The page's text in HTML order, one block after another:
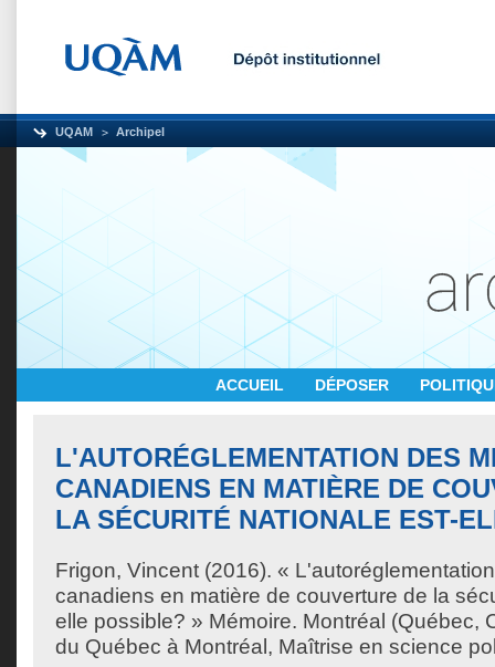
UQAM Archipel
ACCUEIL DÉPOSER
L'AUTORÉGLEMENTATION DES
CANADIENS EN MATIÈRE DE
LA SÉCURITÉ NATIONALE EST-
Frigon, Vincent (2016). «
canadiens en matière de couverture de la
elle possible? » Mémoire. Montréal (Québec,
du Québec à Montréal, Maîtrise en science